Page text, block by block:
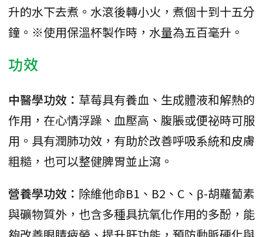
升的水下去煮。水滾後轉小火，煮個十到十五分
鐘。※使用保溫杯製作時，水量為五百毫升。
功效
中醫學功效： 草莓具有養血、生成體液和解熱的
作用，在心情浮躁、血壓高、腹脹或便祕時可服
用。具有潤肺功效，有助於改善呼吸系統和皮膚
粗糙，也可以整健脾胃並止瀉。
營養學功效： 除維他命B1、B2、C、β-胡蘿蔔素
與礦物質外，也含多種具抗氧化作用的多酚，能